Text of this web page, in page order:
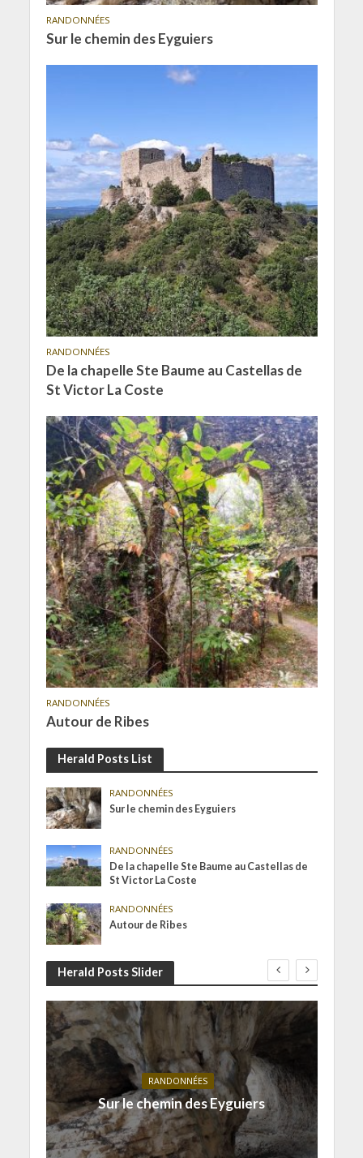
RANDONNÉES
Sur le chemin des Eyguiers
RANDONNÉES
De la chapelle Ste Baume au Castellas de
St Victor La Coste
RANDONNÉES
Autour de Ribes
Herald Posts List
RANDONNÉES
Sur le chemin des Eyguiers
RANDONNÉES
De la chapelle Ste Baume au Castellas de
St Victor La Coste
RANDONNÉES
Autour de Ribes
Herald Posts Slider
RANDONNÉES
Sur le chemin des Eyguiers